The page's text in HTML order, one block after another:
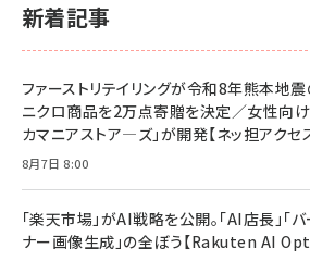
新着記事
ファーストリテイリングが令和8年熊本地
ニクロ商品を2万点寄贈を決定／女性向け
カマニアストア―ズ」が開発【ネッ担アクセ
8月7日 8:00
「楽天市場」がAI戦略を公開。「AI店長」「
ナー画像生成」の全ぼう【Rakuten AI